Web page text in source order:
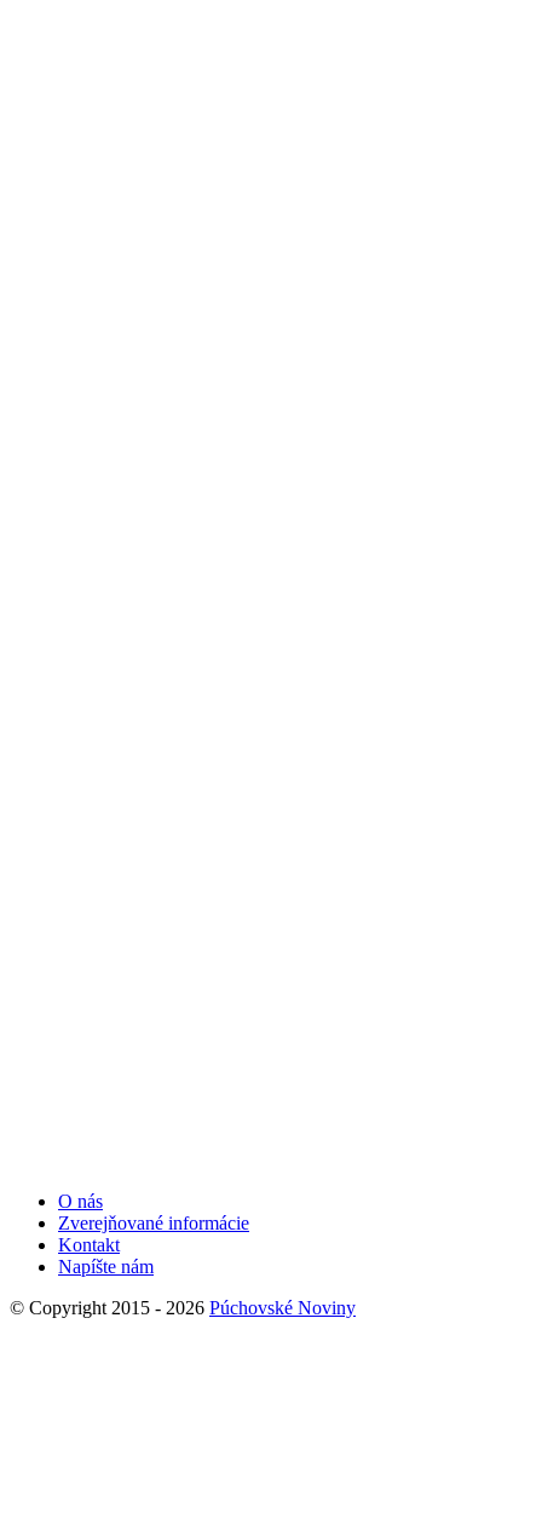
O nás
Zverejňované informácie
Kontakt
Napíšte nám
© Copyright 2015 - 2026 Púchovské Noviny